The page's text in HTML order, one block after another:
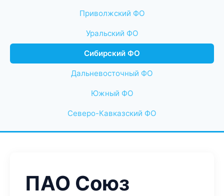
Приволжский ФО
Уральский ФО
Сибирский ФО
Дальневосточный ФО
Южный ФО
Северо-Кавказский ФО
ПАО Союз